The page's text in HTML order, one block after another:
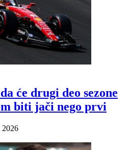
će drugi deo sezone
biti jači nego prvi
2026